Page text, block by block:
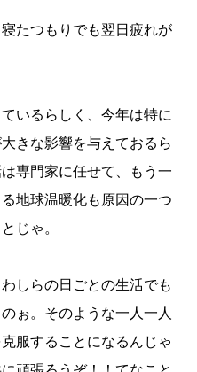
たつもりでも翌日疲れが
いるらしく、今年は特に
きな影響を与えておるら
専門家に任せて、もう一
地球温暖化も原因の一つ
じゃ。
しらの日ごとの生活でも
ぉ。そのような一人一人
服することになるんじゃ